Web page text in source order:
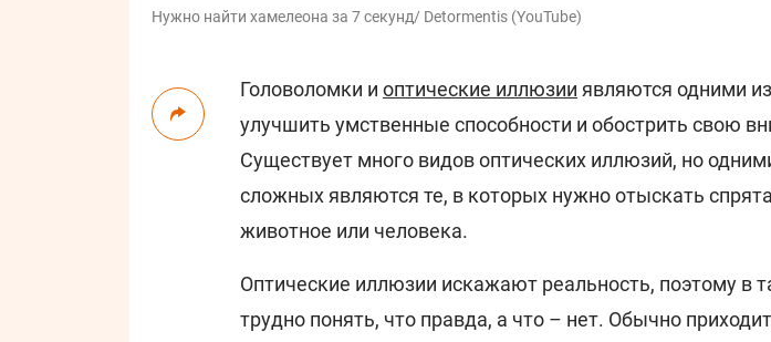
Нужно найти хамелеона за 7 секунд/ Detormentis (YouTube)
Головоломки и оптические иллюзии являются одними
улучшить умственные способности и обострить свою
Существует много видов оптических иллюзий, но
сложных являются те, в которых нужно отыскать
животное или человека.
Оптические иллюзии искажают реальность, поэтому в
трудно понять, что правда, а что – нет. Обычно